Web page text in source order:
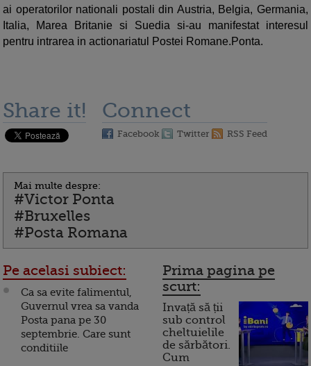
ai operatorilor nationali postali din Austria, Belgia, Germania,
Italia, Marea Britanie si Suedia si-au manifestat interesul
pentru intrarea in actionariatul Postei Romane.Ponta.
Share it! Connect
Facebook Twitter RSS Feed
Mai multe despre:
#Victor Ponta
#Bruxelles
#Posta Romana
Pe acelasi subiect:
Ca sa evite falimentul,
Guvernul vrea sa vanda
Posta pana pe 30
septembrie. Care sunt
conditiile
Prima pagina pe
scurt:
Invață să ții
sub control
cheltuielile
de sărbători.
Cum